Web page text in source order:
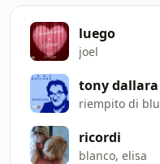
luego
joel
tony dallara
riempito di blu
ricordi
blanco, elisa